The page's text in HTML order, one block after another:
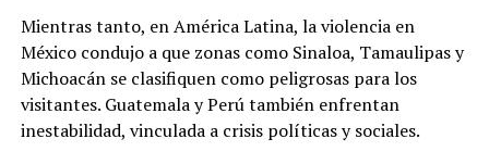
Mientras tanto, en América Latina, la violencia en
México condujo a que zonas como Sinaloa, Tamaulipas y
Michoacán se clasifiquen como peligrosas para los
visitantes. Guatemala y Perú también enfrentan
inestabilidad, vinculada a crisis políticas y sociales.